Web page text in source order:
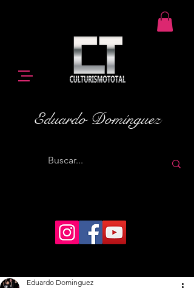
Eduardo Domínguez
Eduardo Dominguez